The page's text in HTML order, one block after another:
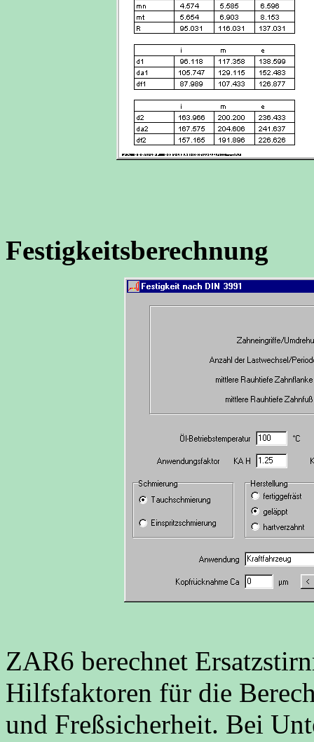
Festigkeitsberechnung
ZAR6 berechnet
Hilfsfaktoren für die
und Freßsicherheit. Bei